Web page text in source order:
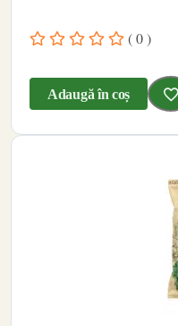
( 0 )
Adaugă în coș